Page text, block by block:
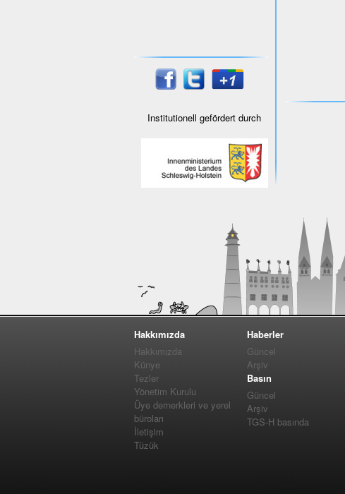
Institutionell gefördert durch
Hakkımızda
Hakkımızda
Künye
Tezler
Yönetim Kurulu
Üye dernerkleri ve yerel
büroları
İletişim
Tüzük
Haberler
Güncel
Arşiv
Basın
Güncel
Arşiv
TGS-H basında